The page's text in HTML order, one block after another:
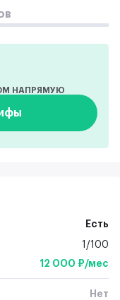
НАПРЯМУЮ
Есть
1/100
12 000 ₽/мес
Нет